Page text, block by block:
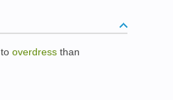
to overdress than